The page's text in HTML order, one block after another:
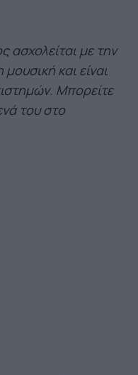
ασχολείται με την
και είναι
Μπορείτε
του στο